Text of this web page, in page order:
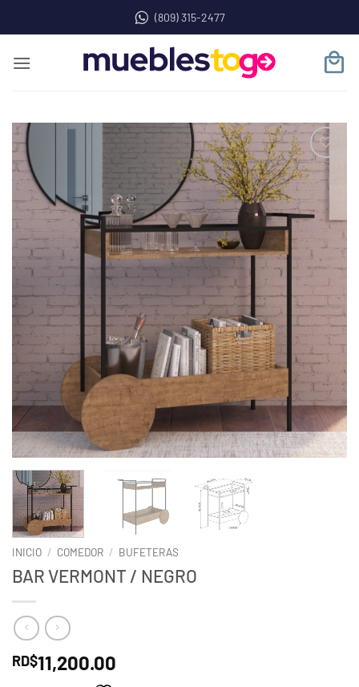
(809) 315-2477
INICIO / COMEDOR / BUFETERAS
BAR VERMONT / NEGRO
RD$11,200.00